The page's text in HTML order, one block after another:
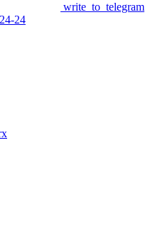
write_to_telegram
24